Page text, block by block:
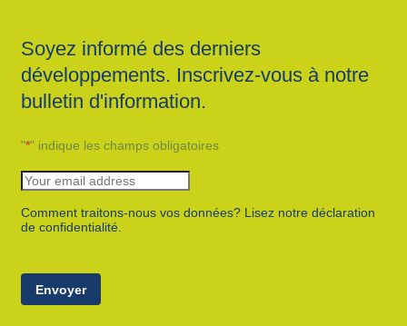
Soyez informé des derniers
développements. Inscrivez-vous à notre
bulletin d'information.
"*" indique les champs obligatoires
Comment traitons-nous vos données? Lisez notre déclaration
de confidentialité.
Envoyer